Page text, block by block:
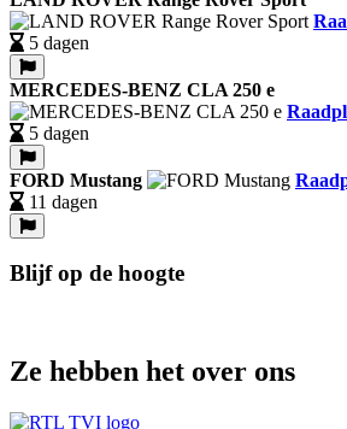
5 dagen
MERCEDES-BENZ CLA 250 e
5 dagen
FORD Mustang
11 dagen
Blijf op de hoogte
Ze hebben het over ons